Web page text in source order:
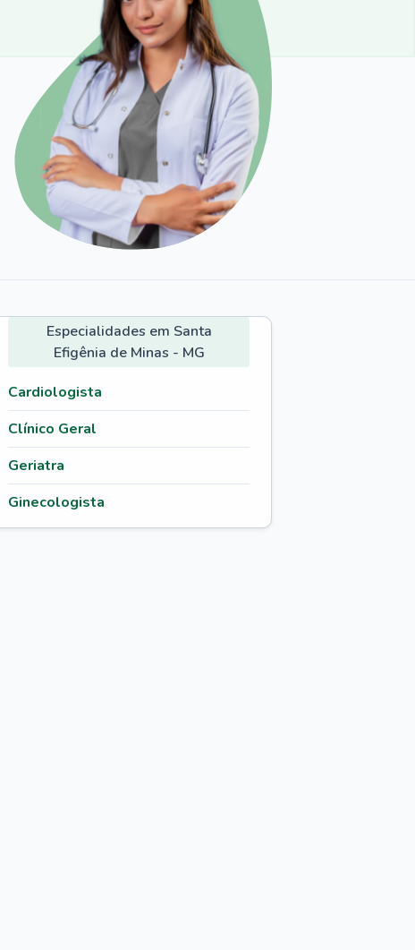
Especialidades em Santa
Efigênia de Minas - MG
Cardiologista
Clínico Geral
Geriatra
Ginecologista